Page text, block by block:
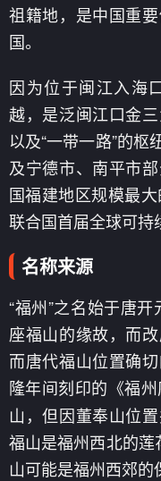
祖籍地，是中国重
国。
因为位于闽江入海
越，是泛闽江口金
以及“一带一路”的
及宁德市、南平市
国福建地区规模最
联合国首届全球可持
名称来源
“福州”之名始于唐
座福山的缘故，而
而唐代福山位置确
隆年间刻印的《福
山，但因董奉山位
福山是福州西北的
山可能是福州西郊的